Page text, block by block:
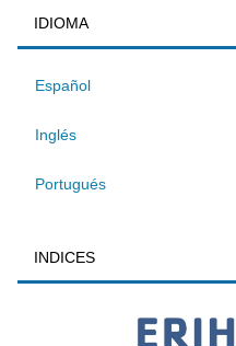
IDIOMA
Español
Inglés
Portugués
INDICES